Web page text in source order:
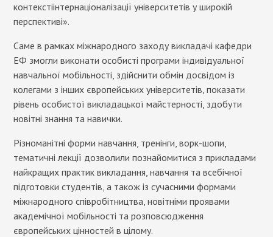
контекстіінтернаціоналізації університетів у широкій
перспективі».
Саме в рамках міжнародного заходу викладачі кафедри
ЕФ змогли виконати особисті програми індивідуальної
навчальної мобільності, здійснити обмін досвідом із
колегами з інших європейських університетів, показати
рівень особистої викладацької майстерності, здобути
новітні знання та навички.
Різноманітні форми навчання, тренінги, ворк-шопи,
тематичні лекції дозволили познайомитися з прикладами
найкращих практик викладання, навчання та всебічної
підготовки студентів, а також із сучасними формами
міжнародного співробітництва, новітніми проявами
академічної мобільності та розповсюдження
європейських цінностей в цілому.